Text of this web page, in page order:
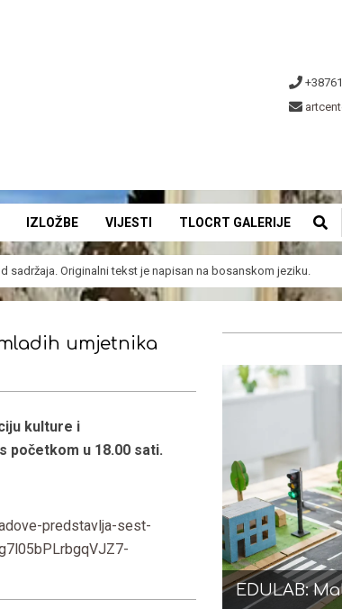
Secondary
Navigation
Menu
IZLOŽBE VIJESTI TLOCRT GALERIJE
sadržaja. Originalni tekst je napisan na bosanskom jeziku.
umjetnika
kulture i
početkom u 18.00 sati.
predstavlja-sest-
EDULAB: